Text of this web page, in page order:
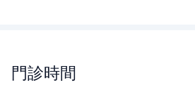
門診時間